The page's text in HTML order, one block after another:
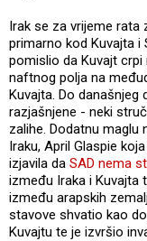
Irak se za vrijeme rata
primarno kod Kuvajta i
pomislio da Kuvajt
naftnog polja na
Kuvajta. Do
razjašnjene - neki
zalihe. Dodatnu maglu
Iraku, April Glaspie
izjavila da SAD nema
između Iraka i Kuvajta
između arapskih
stavove shvatio kao
Kuvajtu te je izvršio